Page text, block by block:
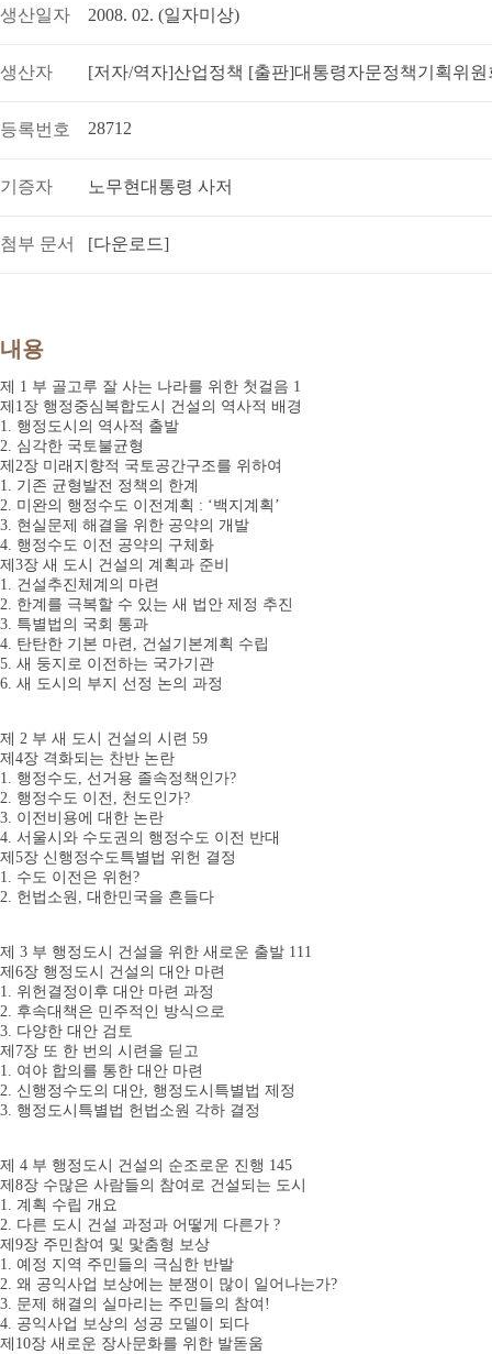
생산일자 2008. 02. (일자미상)
생산자 [저자/역자]산업정책 [출판]대통령자문정책기획위원
등록번호 28712
기증자 노무현대통령 사저
첨부 문서 [다운로드]
내용
제 1 부 골고루 잘 사는 나라를 위한 첫걸음 1
제1장 행정중심복합도시 건설의 역사적 배경
1. 행정도시의 역사적 출발
2. 심각한 국토불균형
제2장 미래지향적 국토공간구조를 위하여
1. 기존 균형발전 정책의 한계
2. 미완의 행정수도 이전계획 : ‘백지계획’
3. 현실문제 해결을 위한 공약의 개발
4. 행정수도 이전 공약의 구체화
제3장 새 도시 건설의 계획과 준비
1. 건설추진체계의 마련
2. 한계를 극복할 수 있는 새 법안 제정 추진
3. 특별법의 국회 통과
4. 탄탄한 기본 마련, 건설기본계획 수립
5. 새 둥지로 이전하는 국가기관
6. 새 도시의 부지 선정 논의 과정
제 2 부 새 도시 건설의 시련 59
제4장 격화되는 찬반 논란
1. 행정수도, 선거용 졸속정책인가?
2. 행정수도 이전, 천도인가?
3. 이전비용에 대한 논란
4. 서울시와 수도권의 행정수도 이전 반대
제5장 신행정수도특별법 위헌 결정
1. 수도 이전은 위헌?
2. 헌법소원, 대한민국을 흔들다
제 3 부 행정도시 건설을 위한 새로운 출발 111
제6장 행정도시 건설의 대안 마련
1. 위헌결정이후 대안 마련 과정
2. 후속대책은 민주적인 방식으로
3. 다양한 대안 검토
제7장 또 한 번의 시련을 딛고
1. 여야 합의를 통한 대안 마련
2. 신행정수도의 대안, 행정도시특별법 제정
3. 행정도시특별법 헌법소원 각하 결정
제 4 부 행정도시 건설의 순조로운 진행 145
제8장 수많은 사람들의 참여로 건설되는 도시
1. 계획 수립 개요
2. 다른 도시 건설 과정과 어떻게 다른가 ?
제9장 주민참여 및 맟춤형 보상
1. 예정 지역 주민들의 극심한 반발
2. 왜 공익사업 보상에는 분쟁이 많이 일어나는가?
3. 문제 해결의 실마리는 주민들의 참여!
4. 공익사업 보상의 성공 모델이 되다
제10장 새로운 장사문화를 위한 발돋움